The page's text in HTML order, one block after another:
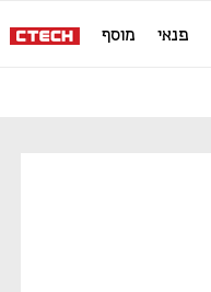
פנאי מוסף